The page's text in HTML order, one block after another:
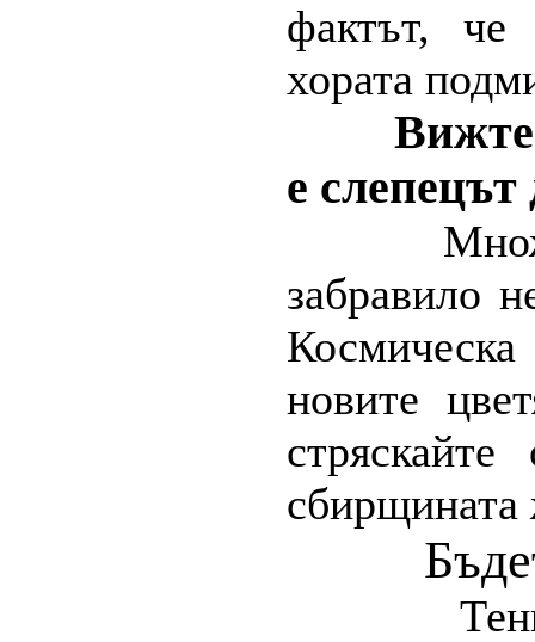
фактът,
хората
е
забравило
новите
сбирщината